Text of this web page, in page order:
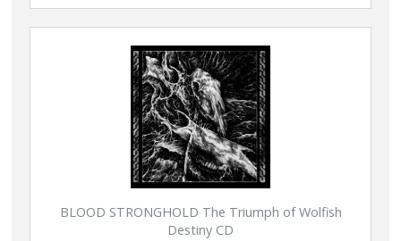
BLOOD STRONGHOLD The Triumph of Wolfish
Destiny CD